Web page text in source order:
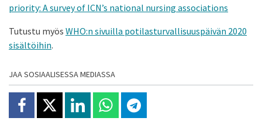
priority: A survey of ICN’s national nursing associations
Tutustu myös WHO:n sivuilla potilasturvallisuuspäivän 2020
sisältöihin.
JAA SOSIAALISESSA MEDIASSA
Jaa Facebookissa
Jaa X:ssäJaa Linkedinissä
Jaa Whatsappissa
Jaa Telegramissa